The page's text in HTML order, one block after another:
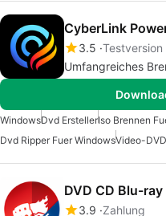
CyberLink
3.5 Testversion
Umfangreiches
WindowsDvd ErstellerIso Brennen
Dvd Ripper Fuer WindowsVideo-
DVD CD Blu-
3.9 Zahlung